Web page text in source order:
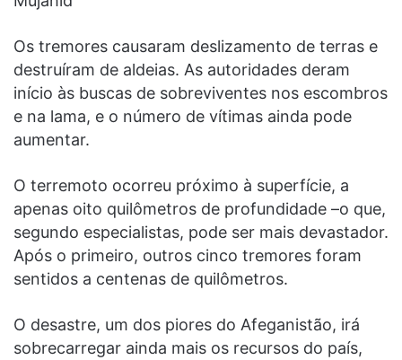
Os tremores causaram deslizamento de terras e
destruíram de aldeias. As autoridades deram
início às buscas de sobreviventes nos escombros
e na lama, e o número de vítimas ainda pode
aumentar.
O terremoto ocorreu próximo à superfície, a
apenas oito quilômetros de profundidade –o que,
segundo especialistas, pode ser mais devastador.
Após o primeiro, outros cinco tremores foram
sentidos a centenas de quilômetros.
O desastre, um dos piores do Afeganistão, irá
sobrecarregar ainda mais os recursos do país,